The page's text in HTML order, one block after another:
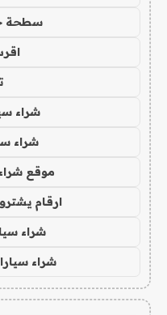
سطحة
شراء
شراء
موقع
ارقام
شراء
شراء